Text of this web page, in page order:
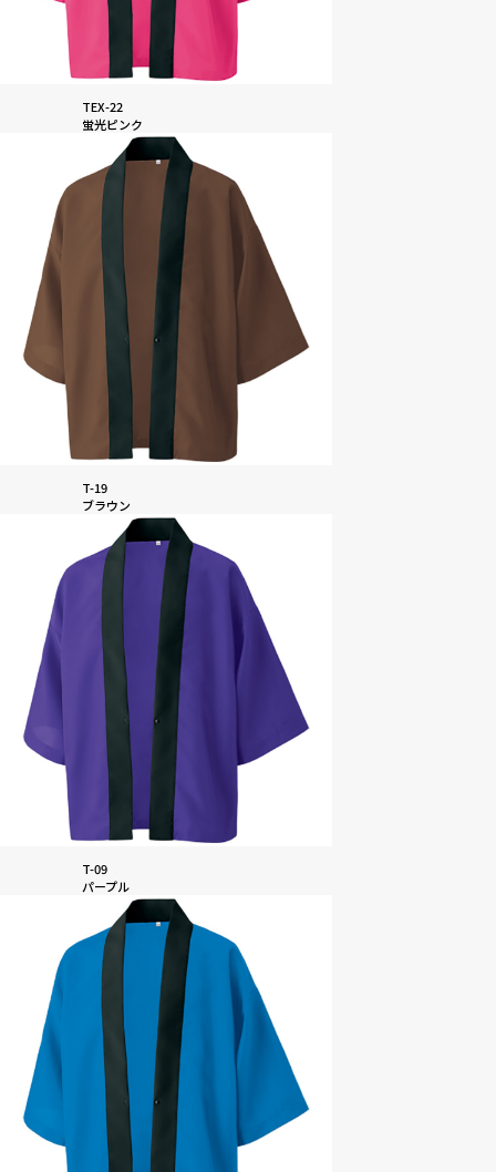
TEX-22
蛍光ピンク
T-19
ブラウン
T-09
パープル